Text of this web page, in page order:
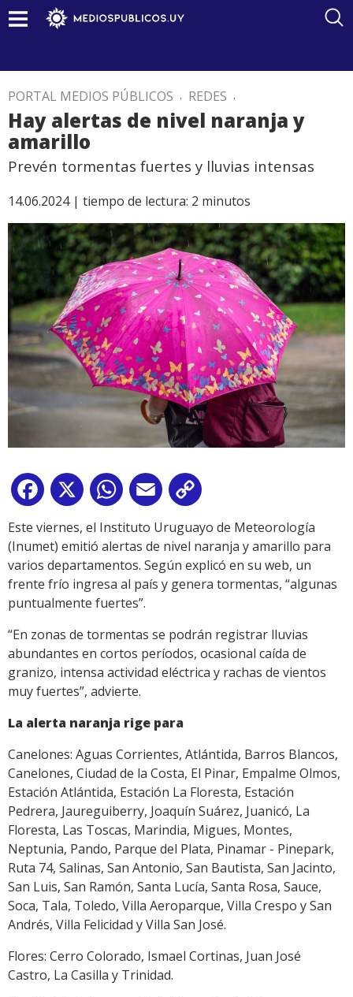
PORTAL MEDIOS PÚBLICOS . REDES .
Hay alertas de nivel naranja y
amarillo
Prevén tormentas fuertes y lluvias intensas
14.06.2024 | tiempo de lectura: 2 minutos
Facebook
X WhatsApp
Email
Link
Este viernes, el Instituto Uruguayo de Meteorología
(Inumet) emitió alertas de nivel naranja y amarillo para
varios departamentos. Según explicó en su web, un
frente frío ingresa al país y genera tormentas, “algunas
puntualmente fuertes”.
“En zonas de tormentas se podrán registrar lluvias
abundantes en cortos períodos, ocasional caída de
granizo, intensa actividad eléctrica y rachas de vientos
muy fuertes”, advierte.
La alerta naranja rige para
Canelones: Aguas Corrientes, Atlántida, Barros Blancos,
Canelones, Ciudad de la Costa, El Pinar, Empalme Olmos,
Estación Atlántida, Estación La Floresta, Estación
Pedrera, Jaureguiberry, Joaquín Suárez, Juanicó, La
Floresta, Las Toscas, Marindia, Migues, Montes,
Neptunia, Pando, Parque del Plata, Pinamar - Pinepark,
Ruta 74, Salinas, San Antonio, San Bautista, San Jacinto,
San Luis, San Ramón, Santa Lucía, Santa Rosa, Sauce,
Soca, Tala, Toledo, Villa Aeroparque, Villa Crespo y San
Andrés, Villa Felicidad y Villa San José.
Flores: Cerro Colorado, Ismael Cortinas, Juan José
Castro, La Casilla y Trinidad.